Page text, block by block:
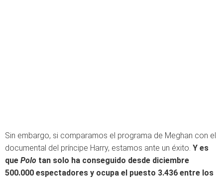
Sin embargo, si comparamos el programa de Meghan con el
documental del príncipe Harry, estamos ante un éxito. Y es
que Polo tan solo ha conseguido desde diciembre
500.000 espectadores y ocupa el puesto 3.436 entre los